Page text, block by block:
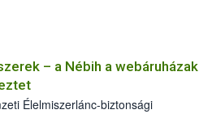
– a Nébih a webáruházak
Élelmiszerlánc-biztonsági